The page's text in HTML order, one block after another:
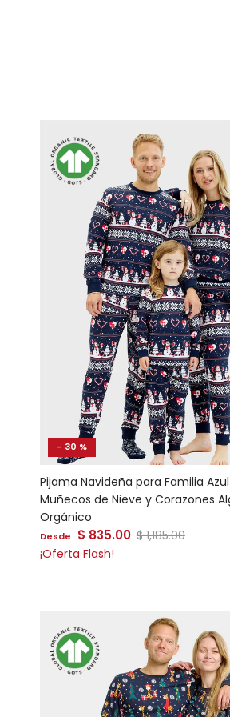
- 30 %
Pijama Navideña para Familia
Muñecos de Nieve y Corazones
Orgánico
Precio de venta
Desde $ 835.00 Precio normal
$ 1,185.00
¡Oferta Flash!